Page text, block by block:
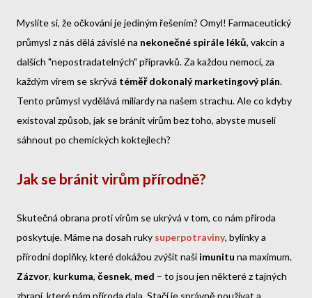
Myslíte si, že očkování je jediným řešením? Omyl! Farmaceutický
průmysl z nás dělá závislé na nekonečné spirále léků, vakcín a
dalších "nepostradatelných" přípravků. Za každou nemocí, za
každým virem se skrývá téměř dokonalý marketingový plán.
Tento průmysl vydělává miliardy na našem strachu. Ale co kdyby
existoval způsob, jak se bránit virům bez toho, abyste museli
sáhnout po chemických koktejlech?
Jak se bránit virům přírodně?
Skutečná obrana proti virům se ukrývá v tom, co nám příroda
poskytuje. Máme na dosah ruky superpotraviny, bylinky a
přírodní doplňky, které dokážou zvýšit naši imunitu na maximum.
Zázvor, kurkuma, česnek, med – to jsou jen některé z tajných
zbraní, které nám příroda dala. Stačí je správně používat a